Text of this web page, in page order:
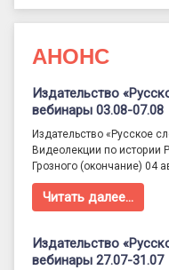
АНОНС
Издательство
вебинары 03.08-07.08
Издательство «Русское
Видеолекции по истории
Грозного (окончание) 04
Читать далее…
Издательство
вебинары 27.07-31.07